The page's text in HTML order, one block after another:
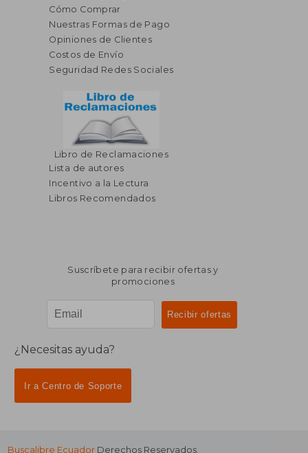
Cómo Comprar
Nuestras Formas de Pago
Opiniones de Clientes
Costos de Envío
Seguridad Redes Sociales
Libro de Reclamaciones
Lista de autores
Incentivo a la Lectura
Libros Recomendados
Suscríbete para recibir ofertas y
promociones
¿Necesitas ayuda?
Ir a Centro de Soporte
Buscalibre Ecuador Derechos Reservados.